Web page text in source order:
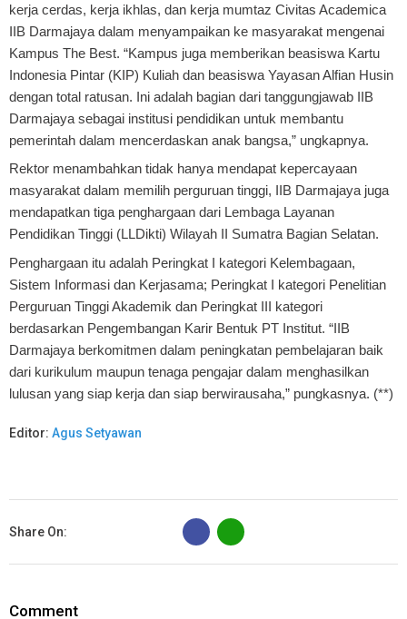
kerja cerdas, kerja ikhlas, dan kerja mumtaz Civitas Academica
IIB Darmajaya dalam menyampaikan ke masyarakat mengenai
Kampus The Best. “Kampus juga memberikan beasiswa Kartu
Indonesia Pintar (KIP) Kuliah dan beasiswa Yayasan Alfian Husin
dengan total ratusan. Ini adalah bagian dari tanggungjawab IIB
Darmajaya sebagai institusi pendidikan untuk membantu
pemerintah dalam mencerdaskan anak bangsa,” ungkapnya.
Rektor menambahkan tidak hanya mendapat kepercayaan
masyarakat dalam memilih perguruan tinggi, IIB Darmajaya juga
mendapatkan tiga penghargaan dari Lembaga Layanan
Pendidikan Tinggi (LLDikti) Wilayah II Sumatra Bagian Selatan.
Penghargaan itu adalah Peringkat I kategori Kelembagaan,
Sistem Informasi dan Kerjasama; Peringkat I kategori Penelitian
Perguruan Tinggi Akademik dan Peringkat III kategori
berdasarkan Pengembangan Karir Bentuk PT Institut. “IIB
Darmajaya berkomitmen dalam peningkatan pembelajaran baik
dari kurikulum maupun tenaga pengajar dalam menghasilkan
lulusan yang siap kerja dan siap berwirausaha,” pungkasnya. (**)
Editor: Agus Setyawan
Share On:
B
Comment